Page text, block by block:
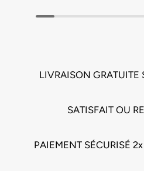
LIVRAISON GRATUITE
SATISFAIT OU
PAIEMENT SÉCURISÉ